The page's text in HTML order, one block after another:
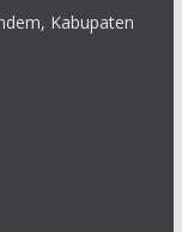
Kabupaten